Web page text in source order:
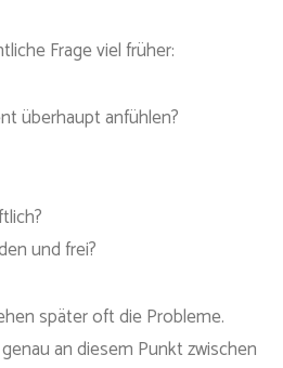
Frage viel früher:
überhaupt anfühlen?
und frei?
später oft die Probleme.
an diesem Punkt zwischen